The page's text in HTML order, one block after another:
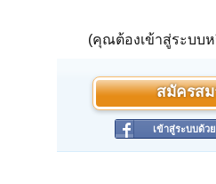
(คุณต้องเข้าสู่ระบบ
สมัครส
เข้าสู่ระบบด้ว